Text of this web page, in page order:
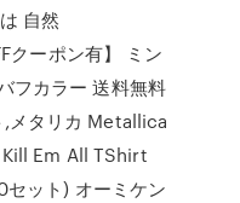
自然
クーポン有】 ミン
フカラー 送料無料
,メタリカ Metallica
Kill Em All TShirt
ット) オーミケン